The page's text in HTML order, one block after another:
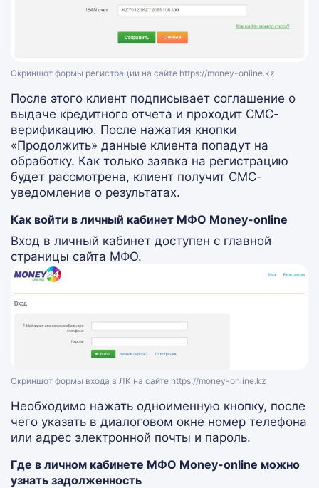
Скриншот формы регистрации на сайте https://money-online.kz
После этого клиент подписывает соглашение о
выдаче кредитного отчета и проходит СМС-
верификацию. После нажатия кнопки
«Продолжить» данные клиента попадут на
обработку. Как только заявка на регистрацию
будет рассмотрена, клиент получит СМС-
уведомление о результатах.
Как войти в личный кабинет МФО Money-online
Вход в личный кабинет доступен с главной
страницы сайта МФО.
Скриншот формы входа в ЛК на сайте https://money-online.kz
Необходимо нажать одноименную кнопку, после
чего указать в диалоговом окне номер телефона
или адрес электронной почты и пароль.
Где в личном кабинете МФО Money-online можно
узнать задолженность